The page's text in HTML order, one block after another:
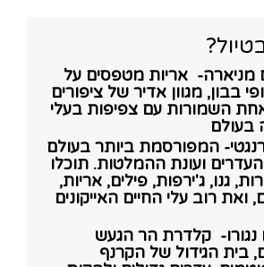
אריות מטפסים על
בבון, מגוון אדיר של ציפורים
השמורות עם צפיפות בעלי
בעולם
המפורסמת ביותר בעולם
ועונת ההמלטות. תוכלו
גנו, ג'ירפות, פילים, אריות,
ואת רוב עלי החיים האייקונים
נגורו- קלדרת הר הגעש
בית הגידול של הקרנף